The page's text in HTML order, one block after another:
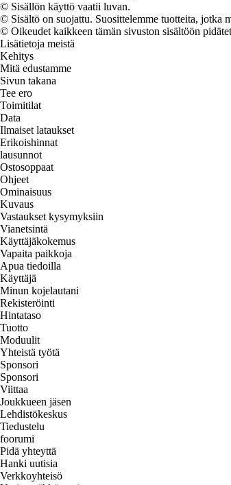
© Sisällön käyttö vaatii luvan.
© Sisältö on suojattu. Suosittelemme tuotteita, jotka
© Oikeudet kaikkeen tämän sivuston sisältöön
Lisätietoja meistä
Kehitys
Mitä edustamme
Sivun takana
Tee ero
Toimitilat
Data
Ilmaiset lataukset
Erikoishinnat
lausunnot
Ostosoppaat
Ohjeet
Ominaisuus
Kuvaus
Vastaukset kysymyksiin
Vianetsintä
Käyttäjäkokemus
Vapaita paikkoja
Apua tiedoilla
Käyttäjä
Minun kojelautani
Rekisteröinti
Hintataso
Tuotto
Moduulit
Yhteistä työtä
Sponsori
Sponsori
Viittaa
Joukkueen jäsen
Lehdistökeskus
Tiedustelu
foorumi
Pidä yhteyttä
Hanki uutisia
Verkkoyhteisö